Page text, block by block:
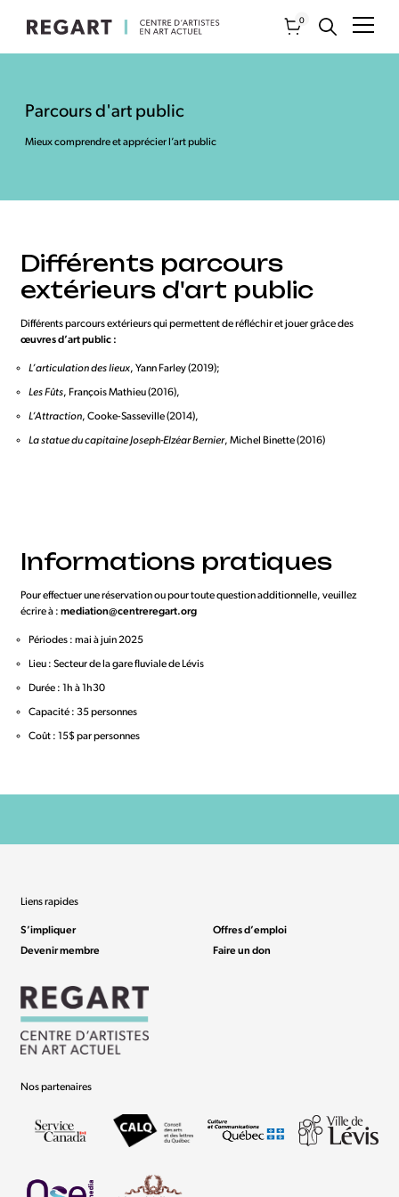
0
Parcours d'art public
Mieux comprendre et apprécier l’art public
Différents parcours
extérieurs d'art public
Différents parcours extérieurs qui permettent de réfléchir et jouer grâce des
œuvres d’art public :
L’articulation des lieux, Yann Farley (2019);
Les Fûts, François Mathieu (2016),
L’Attraction, Cooke-Sasseville (2014),
La statue du capitaine Joseph-Elzéar Bernier, Michel Binette (2016)
Informations pratiques
Pour effectuer une réservation ou pour toute question additionnelle, veuillez
écrire à :mediation@centreregart.org
Périodes : mai à juin 2025
Lieu : Secteur de la gare fluviale de Lévis
Durée : 1h à 1h30
Capacité : 35 personnes
Coût : 15$ par personnes
Liens rapides
S’impliquer
Devenir membre
Offres d’emploi
Faire un don
Nos partenaires